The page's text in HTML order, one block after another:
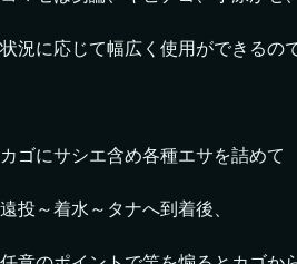
状況に応じて幅広く使用ができるの
カゴにサシエ含め各種エサを詰めて
遠投～着水～タナへ到着後、